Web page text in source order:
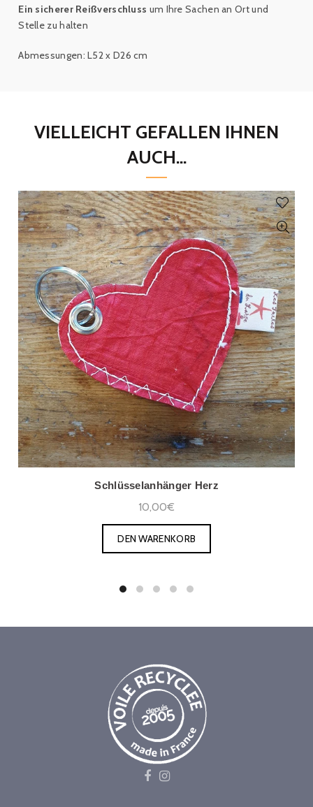
Ein sicherer Reißverschluss um Ihre Sachen an Ort und
Stelle zu halten
Abmessungen: L52 x D26 cm
VIELLEICHT GEFALLEN IHNEN
AUCH...
Schlüsselanhänger Herz
10,00€
DEN WARENKORB